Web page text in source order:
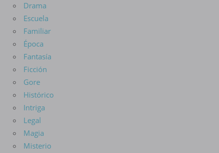
Drama
Escuela
Familiar
Época
Fantasía
Ficción
Gore
Histórico
Intriga
Legal
Magia
Misterio